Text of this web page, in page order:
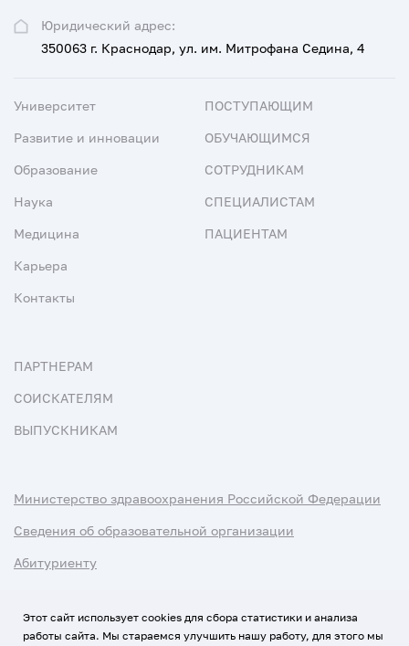
Юридический адрес:
350063 г. Краснодар, ул. им. Митрофана Седина, 4
Университет
Развитие и инновации
Образование
Наука
Медицина
Карьера
Контакты
ПОСТУПАЮЩИМ
ОБУЧАЮЩИМСЯ
СОТРУДНИКАМ
СПЕЦИАЛИСТАМ
ПАЦИЕНТАМ
ПАРТНЕРАМ
СОИСКАТЕЛЯМ
ВЫПУСКНИКАМ
Министерство здравоохранения Российской Федерации
Сведения об образовательной организации
Абитуриенту
Этот сайт использует cookies для сбора статистики и анализа
работы сайта. Мы стараемся улучшить нашу работу, для этого мы